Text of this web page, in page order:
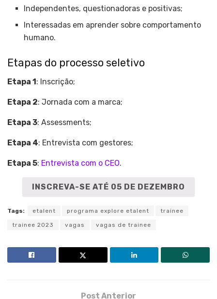
Independentes, questionadoras e positivas;
Interessadas em aprender sobre comportamento
humano.
Etapas do processo seletivo
Etapa 1 : Inscrição;
Etapa 2: Jornada com a marca;
Etapa 3: Assessments;
Etapa 4: Entrevista com gestores;
Etapa 5: Entrevista com o CEO.
INSCREVA-SE ATÉ 05 DE DEZEMBRO
Tags: etalent programa explore etalent trainee
trainee 2023 vagas vagas de trainee
Post Anterior